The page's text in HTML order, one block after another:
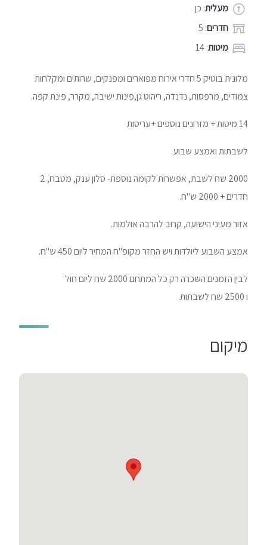
מעלית: כן
חדרים: 5
מיטות: 14
מלונית בוטיק 5 חדרי אירוח מפוארים ומפנקים, שרותים ומקלחות
צמודים, מרפסות, נדנדה, ריהוט גן,פינות ישיבה, מקרר, פינת קפה.
14 מיטות + מזרונים נוספים +עריסות
לשבתות ואמצע שבוע.
2000 שח לשבת, אפשרות לקומה נוספת- סלון ענק, מטבח, 2
חדרים + 2000 ש"ח.
אזור מעיני הישועה, קרוב להרבה אולמות.
אמצע השבוע ליולדות ויש החזר מקופ"ח המחיר ליום 450 ש"ח.
לבין הזמנים השכרה רק כל המתחם 2000 שח ליום חול
ו 2500 שח לשבתות.
מיקום